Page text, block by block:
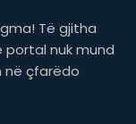
Të gjitha
nuk mund
në çfarëdo